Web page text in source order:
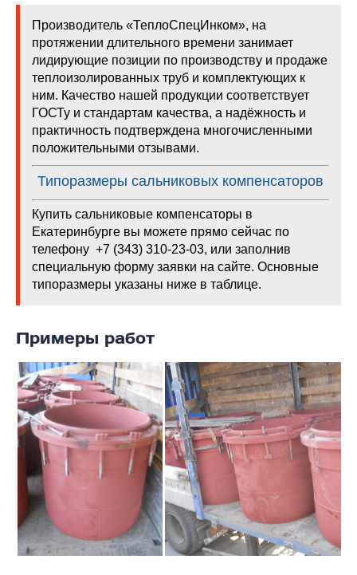
Производитель «ТеплоСпецИнком», на
протяжении длительного времени занимает
лидирующие позиции по производству и продаже
теплоизолированных труб и комплектующих к
ним. Качество нашей продукции соответствует
ГОСТу и стандартам качества, а надёжность и
практичность подтверждена многочисленными
положительными отзывами.
Типоразмеры сальниковых компенсаторов
Купить сальниковые компенсаторы в
Екатеринбурге вы можете прямо сейчас по
телефону +7 (343) 310-23-03, или заполнив
специальную форму заявки на сайте. Основные
типоразмеры указаны ниже в таблице.
Примеры работ